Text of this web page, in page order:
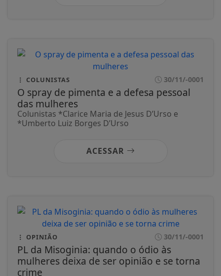
COLUNISTAS 30/11/-0001
O spray de pimenta e a defesa pessoal
das mulheres
Colunistas *Clarice Maria de Jesus D’Urso e
*Umberto Luiz Borges D’Urso
ACESSAR
OPINIÃO 30/11/-0001
PL da Misoginia: quando o ódio às
mulheres deixa de ser opinião e se torna
crime